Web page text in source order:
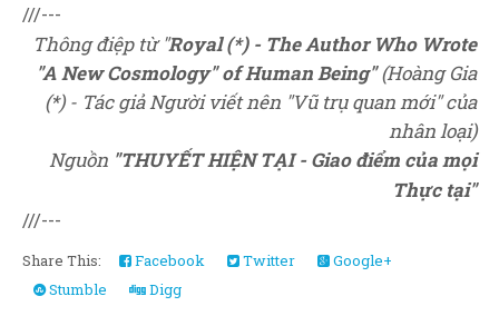
///---
Thông điệp từ "Royal (*) - The Author Who Wrote
"A New Cosmology" of Human Being"(Hoàng Gia
(*) - Tác giả Người viết nên "Vũ trụ quan mới" của
nhân loại)
Nguồn "THUYẾT HIỆN TẠI - Giao điểm của mọi
Thực tại"
///---
Share This: Facebook Twitter
Google+
Stumble
Digg